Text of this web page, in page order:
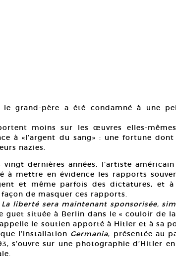
le grand-père a été condamné à une
moins sur les œuvres elles-
à «l’argent du sang» : une fortune
nazies.
vingt dernières années, l’artiste
à mettre en évidence les rapports
et même parfois des dictatures, et
de masquer ces rapports.
La liberté sera maintenant sponsorisée,
guet située à Berlin dans le « couloir de
le soutien apporté à Hitler et à sa
l’installation Germania, présentée au
s’ouvre sur une photographie d’Hitler